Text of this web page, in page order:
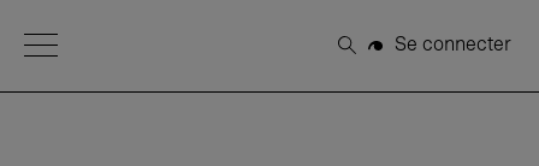
Open Menu
Rechercher
Se connecter